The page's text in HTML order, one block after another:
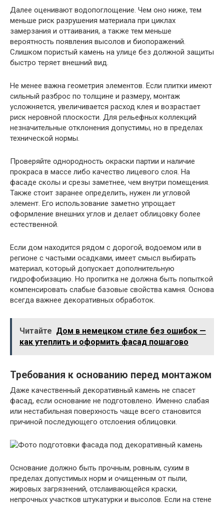
Далее оценивают водопоглощение. Чем оно ниже, тем
меньше риск разрушения материала при циклах
замерзания и оттаивания, а также тем меньше
вероятность появления высолов и биопоражений.
Слишком пористый камень на улице без должной защиты
быстро теряет внешний вид.
Не менее важна геометрия элементов. Если плитки имеют
сильный разброс по толщине и размеру, монтаж
усложняется, увеличивается расход клея и возрастает
риск неровной плоскости. Для рельефных коллекций
незначительные отклонения допустимы, но в пределах
технической нормы.
Проверяйте однородность окраски партии и наличие
прокраса в массе либо качество лицевого слоя. На
фасаде сколы и срезы заметнее, чем внутри помещения.
Также стоит заранее определить, нужен ли угловой
элемент. Его использование заметно упрощает
оформление внешних углов и делает облицовку более
естественной.
Если дом находится рядом с дорогой, водоемом или в
регионе с частыми осадками, имеет смысл выбирать
материал, который допускает дополнительную
гидрофобизацию. Но пропитка не должна быть попыткой
компенсировать слабые базовые свойства камня. Основа
всегда важнее декоративных обработок.
Читайте Дом в немецком стиле без ошибок —
как утеплить и оформить фасад пошагово
Требования к основанию перед монтажом
Даже качественный декоративный камень не спасет
фасад, если основание не подготовлено. Именно слабая
или нестабильная поверхность чаще всего становится
причиной последующего отслоения облицовки.
Основание должно быть прочным, ровным, сухим в
пределах допустимых норм и очищенным от пыли,
жировых загрязнений, отслаивающейся краски,
непрочных участков штукатурки и высолов. Если на стене